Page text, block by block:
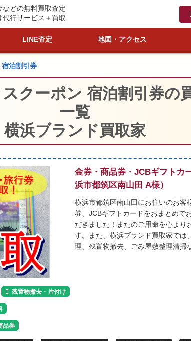
などの無料買取査定
代行サービス＋買取
LINE査定 地図・アクセス
宿泊割引券
一覧
横浜ブランド買取家
残置物撤去・片付け
品券
金券・商品券・JCBギフトカ
浜市都筑区南山田 A様）
横浜市都筑区南山田にお住いのお客
券、JCBギフトカードをおまとめで
だきました！またのご用命を心より
す。また、横浜ブランド買取家では
理、残置物撤去、ごみ屋敷整理清掃